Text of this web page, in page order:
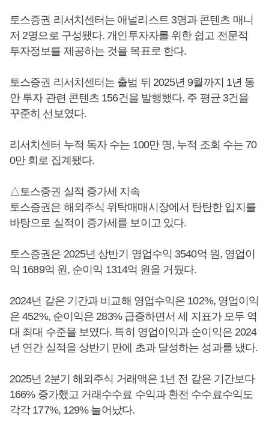
토스증권 리서치센터는 애널리스트 3명과 콘텐츠 매니
저 2명으로 구성됐다. 개인투자자를 위한 쉽고 전문적
투자정보를 제공하는 것을 목표로 한다.
토스증권 리서치센터는 출범 뒤 2025년 9월까지 1년 동
안 투자 관련 콘텐츠 156건을 발행했다. 주 평균 3건을
꾸준히 선보였다.
리서치센터 누적 독자 수는 100만 명, 누적 조회 수는 70
0만 회로 집계됐다.
△토스증권 실적 증가세 지속
토스증권은 해외주식 위탁매매시장에서 탄탄한 입지를
바탕으로 실적이 증가세를 보이고 있다.
토스증권은 2025년 상반기 영업수익 3540억 원, 영업이
익 1689억 원, 순이익 1314억 원을 거뒀다.
2024년 같은 기간과 비교해 영업수익은 102%, 영업이익
은 452%, 순이익은 283% 급증하면서 세 지표가 모두 역
대 최대 수준을 보였다. 특히 영업이익과 순이익은 2024
년 연간 실적을 상반기 만에 초과 달성하는 성과를 냈다.
2025년 2분기 해외주식 거래액은 1년 전 같은 기간보다
166% 증가했고 거래수수료 수익과 환전 수수료수익도
각각 177%, 129% 늘어났다.